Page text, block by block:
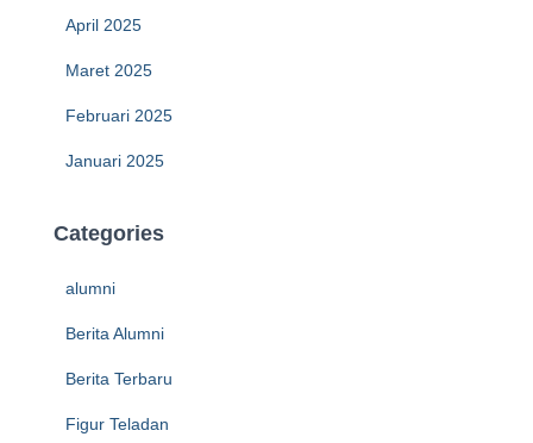
April 2025
Maret 2025
Februari 2025
Januari 2025
Categories
alumni
Berita Alumni
Berita Terbaru
Figur Teladan